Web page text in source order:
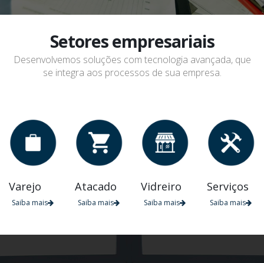
Setores empresariais
Desenvolvemos soluções com tecnologia avançada, que
se integra aos processos de sua empresa.
Varejo
Saiba mais
Atacado
Saiba mais
Vidreiro
Saiba mais
Serviços
Saiba mais